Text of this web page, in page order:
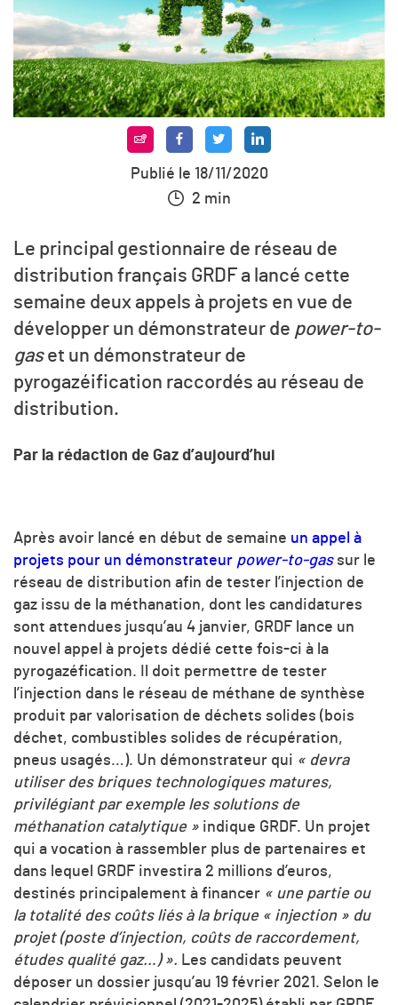
Publié le 18/11/2020
2 min
Le principal gestionnaire de réseau de
distribution français GRDF a lancé cette
semaine deux appels à projets en vue de
développer un démonstrateur de power-to-
gaset un démonstrateur de
pyrogazéification raccordés au réseau de
distribution.
Par la rédaction de Gaz d’aujourd’hui
Après avoir lancé en début de semaine un appel à
projets pour un démonstrateur power-to-gassur le
réseau de distribution afin de tester l’injection de
gaz issu de la méthanation, dont les candidatures
sont attendues jusqu’au 4 janvier, GRDF lance un
nouvel appel à projets dédié cette fois-ci à la
pyrogazéfication. Il doit permettre de tester
l’injection dans le réseau de méthane de synthèse
produit par valorisation de déchets solides (bois
déchet, combustibles solides de récupération,
pneus usagés…). Un démonstrateur qui « devra
utiliser des briques technologiques matures,
privilégiant par exemple les solutions de
méthanation catalytique » indique GRDF. Un projet
qui a vocation à rassembler plus de partenaires et
dans lequel GRDF investira 2 millions d’euros,
destinés principalement à financer « une partie ou
la totalité des coûts liés à la brique « injection » du
projet (poste d’injection, coûts de raccordement,
études qualité gaz…) ». Les candidats peuvent
déposer un dossier jusqu’au 19 février 2021. Selon le